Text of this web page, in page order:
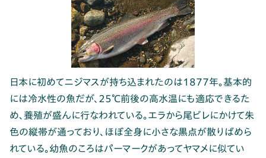
日本に初めてニジマスが持ち込まれたのは1877年。基本的
には冷水性の魚だが、25℃前後の高水温にも適応できるた
め、養殖が盛んに行なわれている。エラから尾ビレにかけて朱
色の縦帯が通っており、ほぼ全身に小さな黒点が散りばめら
れている。幼魚のころはパーマークがあってヤマメに似てい